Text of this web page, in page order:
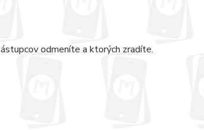
odmeníte a ktorých zradíte.